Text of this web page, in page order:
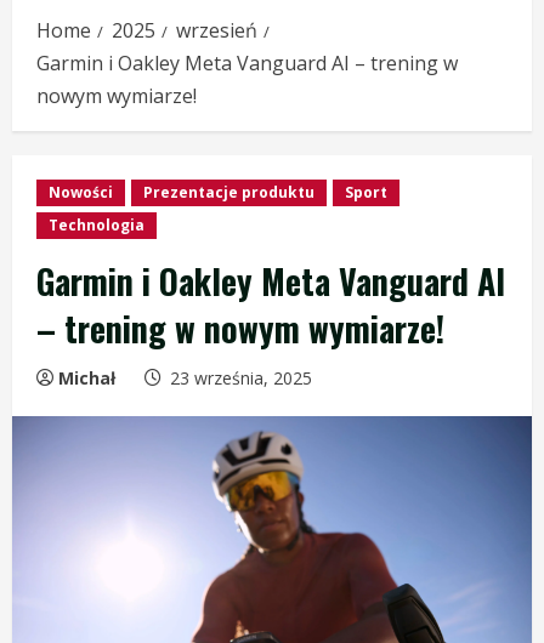
Home 2025
wrzesień
Garmin i Oakley Meta Vanguard AI – trening w
nowym wymiarze!
Nowości Prezentacje produktu
Sport
Technologia
Garmin i Oakley Meta Vanguard AI
– trening w nowym wymiarze!
Michał 23 września, 2025